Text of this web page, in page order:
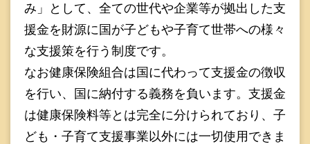
み」として、全ての世代や企業等が拠出した支
援金を財源に国が子どもや子育て世帯への様々
な支援策を行う制度です。
なお健康保険組合は国に代わって支援金の徴収
を行い、国に納付する義務を負います。支援金
は健康保険料等とは完全に分けられており、子
ども・子育て支援事業以外には一切使用できま